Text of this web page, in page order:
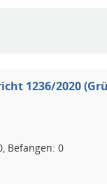
1236/2020
Befangen: 0